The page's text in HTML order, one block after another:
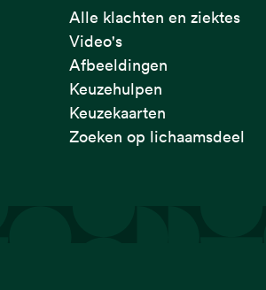
Alle klachten en ziektes
Video's
Afbeeldingen
Keuzehulpen
Keuzekaarten
Zoeken op lichaamsdeel